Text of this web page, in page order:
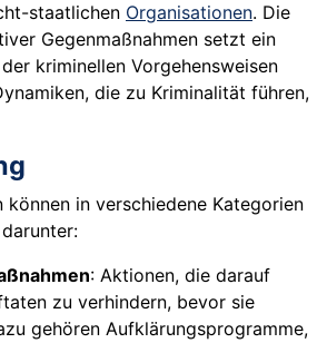
staatlichen Organisationen. Die
Gegenmaßnahmen setzt ein
kriminellen Vorgehensweisen
die zu Kriminalität führen,
können in verschiedene Kategorien
: Aktionen, die darauf
zu verhindern, bevor sie
gehören Aufklärungsprogramme,